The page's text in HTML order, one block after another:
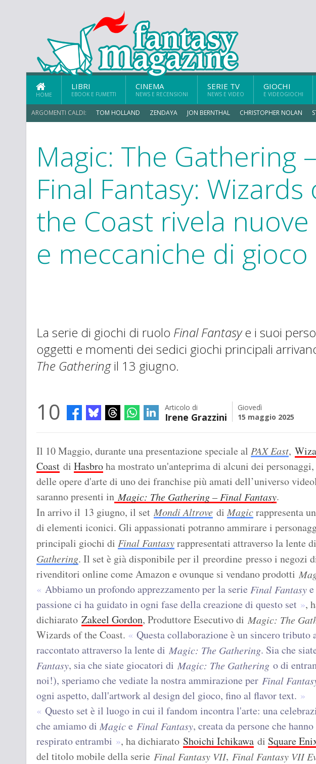
HOME
LIBRI
EBOOK E FUMETTI
CINEMA
NEWS E RECENSIONI
SERIE TV
NEWS E VIDEO
GIOCHI
E VIDEOGIOCHI
ARGOMENTI CALDI: TOM HOLLAND ZENDAYA JON BERNTHAL CHRISTOPHER NOLAN
Magic: The Gathering –
Final Fantasy: Wizards
the Coast rivela
e meccaniche di gioco
La serie di giochi di ruolo Final Fantasye i suoi
oggetti e momenti dei sedici giochi principali
The Gatheringil 13 giugno.
10 Articolo di
Irene Grazzini
Giovedì
15 maggio 2025
Il 10 Maggio, durante una presentazione speciale al PAX East,
Coast di Hasbroha mostrato un'anteprima di alcuni dei
delle opere d'arte di uno dei franchise più amati dell’universo
saranno presenti in Magic: The Gathering– Final Fantasy.
In arrivo il 13 giugno, il set Mondi Altrove di Magicrappresenta
di elementi iconici. Gli appassionati potranno ammirare i
principali giochi di Final Fantasyrappresentati attraverso la lente di
Gathering. Il set è già disponibile per il preordine presso i negozi
rivenditori online come Amazon e ovunque si vendano prodotti
Abbiamo un profondo apprezzamento per la serie Final Fantasy
passione ci ha guidato in ogni fase della creazione di questo set
,
dichiarato Zakeel Gordon, Produttore Esecutivo di Magic: The
Wizards of the Coast.
Questa collaborazione è un sincero tributo
raccontato attraverso la lente di Magic: The Gathering. Sia che
Fantasy, sia che siate giocatori di Magic: The Gathering o di
noi!), speriamo che vediate la nostra ammirazione per Final
ogni aspetto, dall'artwork al design del gioco, fino al flavor text.
Questo set è il luogo in cui il fandom incontra l'arte: una
che amiamo di Magice Final Fantasy, creata da persone che
respirato entrambi
, ha dichiarato Shoichi Ichikawa di Square
del titolo mobile della serie Final Fantasy VII, Final Fantasy VII